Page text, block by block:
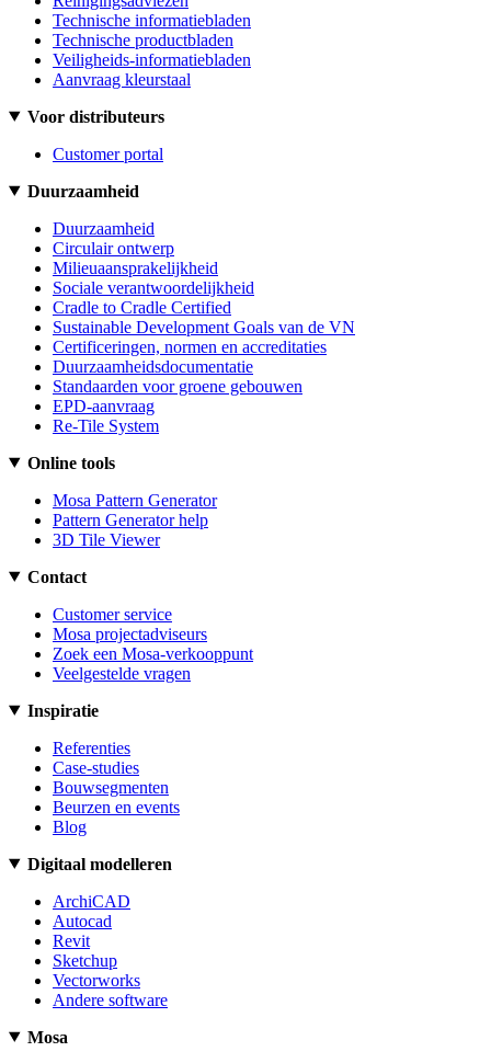
Technische informatiebladen
Technische productbladen
Veiligheids-informatiebladen
Aanvraag kleurstaal
Voor distributeurs
Customer portal
Duurzaamheid
Duurzaamheid
Circulair ontwerp
Milieuaansprakelijkheid
Sociale verantwoordelijkheid
Cradle to Cradle Certified
Sustainable Development Goals van de VN
Certificeringen, normen en accreditaties
Duurzaamheidsdocumentatie
Standaarden voor groene gebouwen
EPD-aanvraag
Re-Tile System
Online tools
Mosa Pattern Generator
Pattern Generator help
3D Tile Viewer
Contact
Customer service
Mosa projectadviseurs
Zoek een Mosa-verkooppunt
Veelgestelde vragen
Inspiratie
Referenties
Case-studies
Bouwsegmenten
Beurzen en events
Blog
Digitaal modelleren
ArchiCAD
Autocad
Revit
Sketchup
Vectorworks
Andere software
Mosa